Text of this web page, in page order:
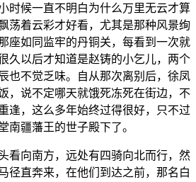
时候一直不明白为什么万里无云才算
荡着云彩才好看，尤其是那种风景绚
座如同监牢的丹铜关，每看到一次就
久以后才知道是赵铸的小乞儿，两个
也不觉乏味。自从那次离别后，徐凤
，说不定哪天就饿死冻死在街边，不
逢，这么多年始终过得很好，只不过
南疆藩王的世子殿下了。
看向南方，远处有四骑向北而行，然
径直奔来，在他们到达之前，那名白